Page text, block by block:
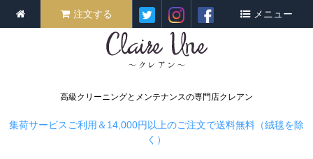
高級クリーニングとメンテナンスの専門店クレアン
注文する メニュー
集荷サービスご利用＆14,000円以上のご注文で送料無料（絨毯を除
く）